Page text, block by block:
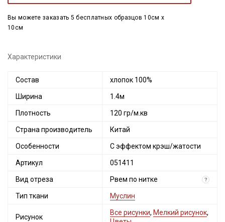
Вы можете заказать 5 бесплатных образцов 10см x
10см
Характеристики
Состав хлопок 100%
Ширина 1.4м
Плотность 120 гр/м.кв
Страна производитель Китай
Особенности С эффектом крэш/жатости
Артикул 051411
Вид отреза Рвем по нитке ?
Тип ткани Муслин
Рисунок
Все рисунки, Мелкий рисунок,